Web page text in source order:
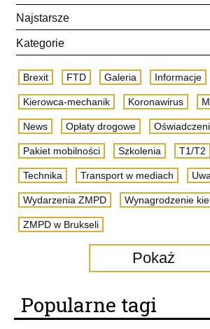
Najstarsze
Kategorie
Brexit FTD Galeria Informacje
Kierowca-mechanik Koronawirus
News Opłaty drogowe
Pakiet mobilności Szkolenia T1/T2
Technika Transport w mediach
Wydarzenia ZMPD Wynagrodzenie
ZMPD w Brukseli
Pokaż
Popularne tagi